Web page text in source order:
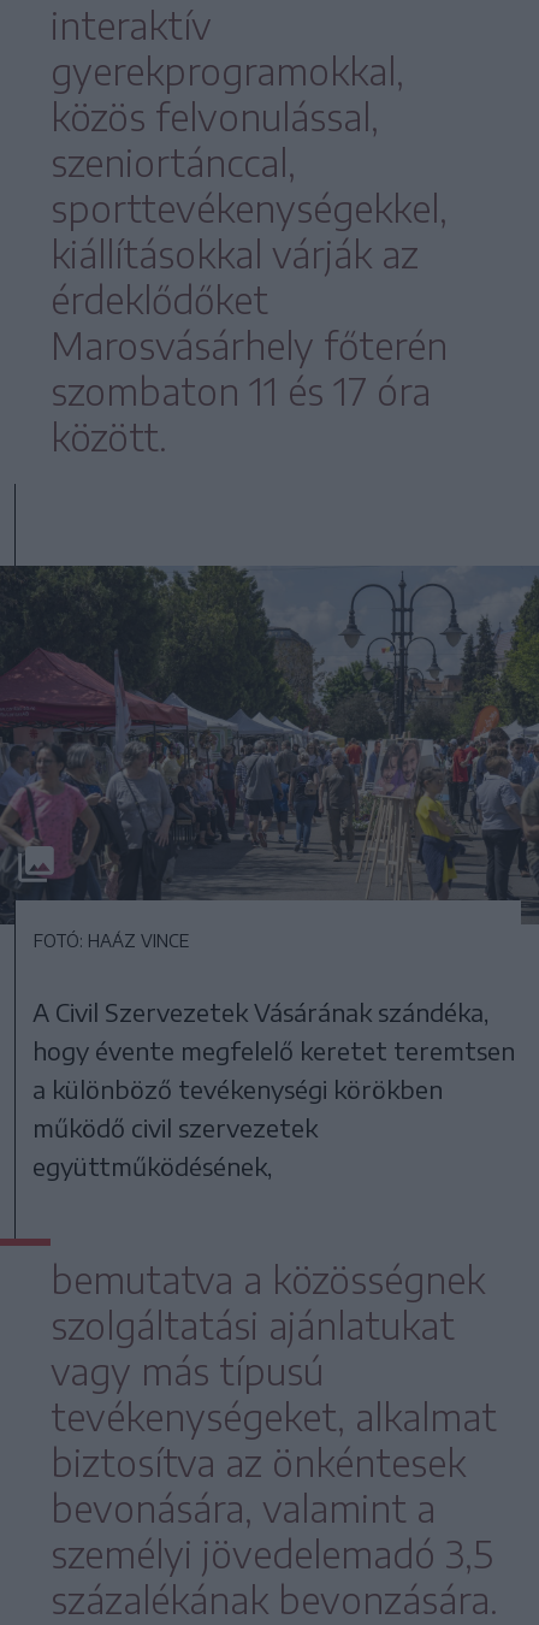
interaktív
gyerekprogramokkal,
közös felvonulással,
szeniortánccal,
sporttevékenységekkel,
kiállításokkal várják az
érdeklődőket
Marosvásárhely főterén
szombaton 11 és 17 óra
között.
FOTÓ: HAÁZ VINCE
A Civil Szervezetek Vásárának szándéka,
hogy évente megfelelő keretet teremtsen
a különböző tevékenységi körökben
működő civil szervezetek
együttműködésének,
bemutatva a közösségnek
szolgáltatási ajánlatukat
vagy más típusú
tevékenységeket, alkalmat
biztosítva az önkéntesek
bevonására, valamint a
személyi jövedelemadó 3,5
százalékának bevonzására.